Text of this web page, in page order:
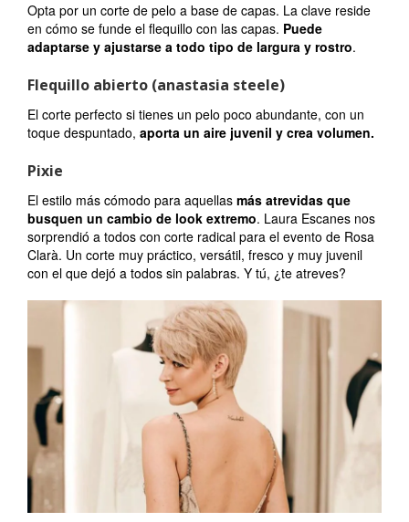
Opta por un corte de pelo a base de capas. La clave reside
en cómo se funde el flequillo con las capas. Puede
adaptarse y ajustarse a todo tipo de largura y rostro.
Flequillo abierto (anastasia steele)
El corte perfecto si tienes un pelo poco abundante, con un
toque despuntado, aporta un aire juvenil y crea volumen.
Pixie
El estilo más cómodo para aquellas más atrevidas que
busquen un cambio de look extremo. Laura Escanes nos
sorprendió a todos con corte radical para el evento de Rosa
Clarà. Un corte muy práctico, versátil, fresco y muy juvenil
con el que dejó a todos sin palabras. Y tú, ¿te atreves?